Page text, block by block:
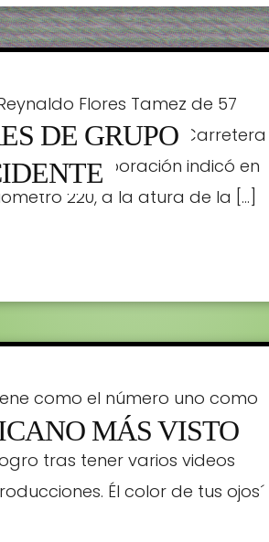
DE GRUPO
Flores Tamez de 57
conducía sobre la Carretera
León. La corporación indicó en
220, a la atura de la […]
MÁS VISTO
como el número uno como
La banda dio un
tras tener varios videos
Él color de tus ojos´